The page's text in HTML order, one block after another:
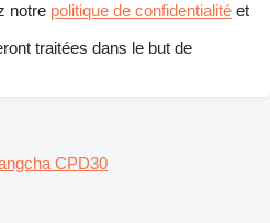
notre politique de confidentialité et
traitées dans le but de
CPD30